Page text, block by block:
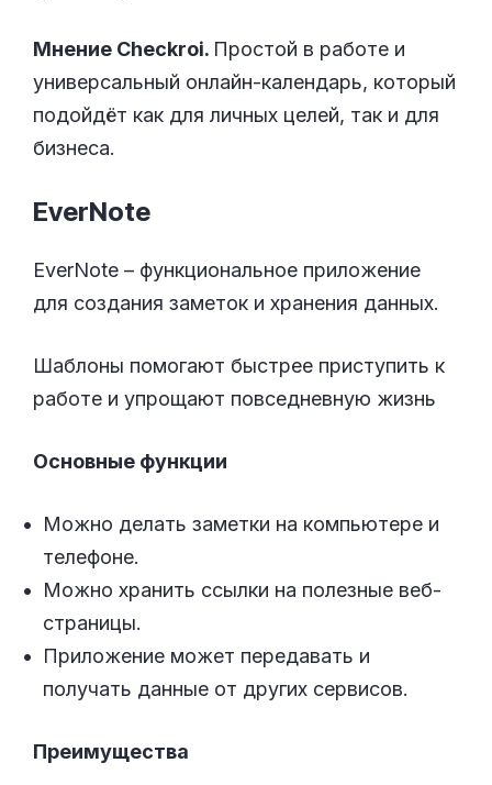
Мнение Checkroi. Простой в работе и
универсальный онлайн-календарь, который
подойдёт как для личных целей, так и для
бизнеса.
EverNote
EverNote – функциональное приложение
для создания заметок и хранения данных.
Шаблоны помогают быстрее приступить к
работе и упрощают повседневную жизнь
Основные функции
Можно делать заметки на компьютере и
телефоне.
Можно хранить ссылки на полезные веб-
страницы.
Приложение может передавать и
получать данные от других сервисов.
Преимущества